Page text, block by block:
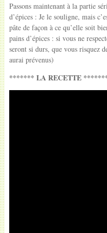
Passons maintenant à la partie
d’épices : Je le souligne, mais
pâte de façon à ce qu’elle soit
pains d’épices : si vous ne
seront si durs, que vous risquez
aurai prévenus)
******* LA RECETTE